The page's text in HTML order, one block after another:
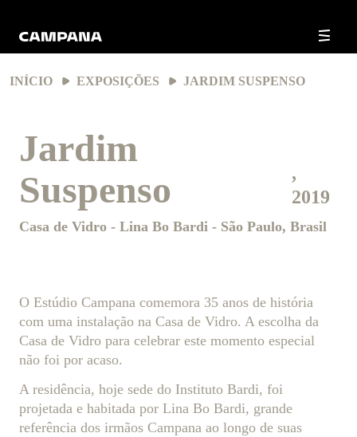
INÍCIO EXPOSIÇÕES JARDIM SUSPENSO
Jardim
Suspenso
,
2019
Casa de Vidro - Lina Bo Bardi - São Paulo, Brasil
O Estúdio Campana comemora 35 anos de história
com uma instalação na Casa de Vidro. A escolha da
Casa de Vidro para celebrar este momento especial
não foi por acaso.
A residência, hoje sede do Instituto Bardi, foi
projetada e habitada por Lina Bo Bardi, grande
referência dos irmãos Campana ao longo de suas